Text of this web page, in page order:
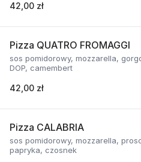
42,00 zł
Pizza QUATRO FROMAGGI
sos pomidorowy, mozzarella,
DOP, camembert
42,00 zł
Pizza CALABRIA
sos pomidorowy, mozzarella,
papryka, czosnek